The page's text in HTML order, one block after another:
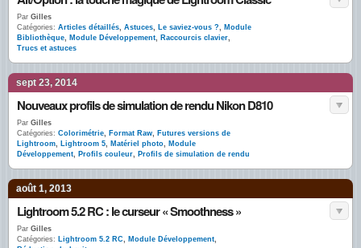
Par Gilles
Catégories: Articles détaillés, Astuces, Le saviez-vous ?, Module
Bibliothèque, Module Développement, Raccourcis clavier,
Trucs et astuces
sept 23, 2014
Nouveaux profils de simulation de rendu Nikon D810
Par Gilles
Catégories: Colorimétrie, Format Raw, Futures versions de
Lightroom, Lightroom 5, Matériel photo, Module
Développement, Profils couleur, Profils de simulation de rendu
août 1, 2013
Lightroom 5.2 RC : le curseur « Smoothness »
Par Gilles
Catégories: Lightroom 5.2 RC, Module Développement,